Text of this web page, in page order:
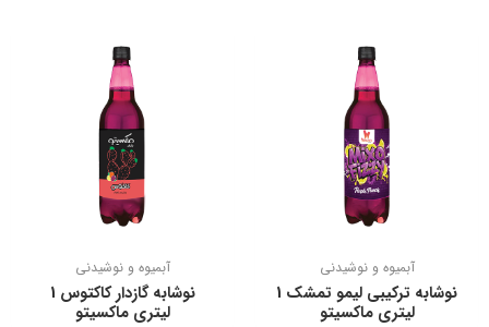
آبمیوه و نوشیدنی
نوشابه ترکیبی لیمو تمشک 1
لیتری ماکسیتو
آبمیوه و نوشیدنی
نوشابه گازدار کاکتوس 1
لیتری ماکسیتو